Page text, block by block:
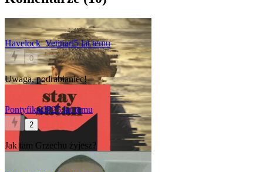
Havelock_Vetinari5 lat temu
0
Uwaga, podrabianiec!
PontyfikatJP25 lat temu
2
Jak tam Grzechu żyjesz?